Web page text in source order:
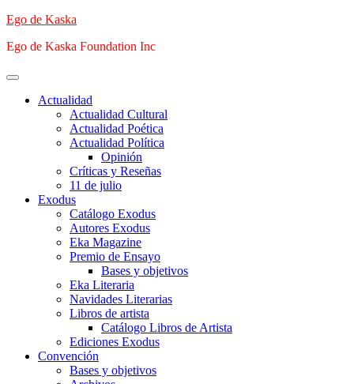
Saltar
contenido
Ego de Kaska
Ego de Kaska Foundation Inc
Menú
principalActualidad
Actualidad Cultural
Actualidad Poética
Actualidad Política
Opinión
Críticas y Reseñas
11 de julio
Exodus
Catálogo Exodus
Autores Exodus
Eka Magazine
Premio de Ensayo
Bases y objetivos
Eka Literaria
Navidades Literarias
Libros de artista
Catálogo Libros de Artista
Ediciones Exodus
Convención
Bases y objetivos